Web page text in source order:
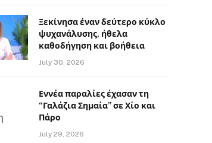
Ξεκίνησα έναν δεύτερο κύκλο
ψυχανάλυσης, ήθελα
καθοδήγηση και βοήθεια
July 30, 2026
Εννέα παραλίες έχασαν τη
“Γαλάζια Σημαία” σε Χίο και
Πάρο
July 29, 2026